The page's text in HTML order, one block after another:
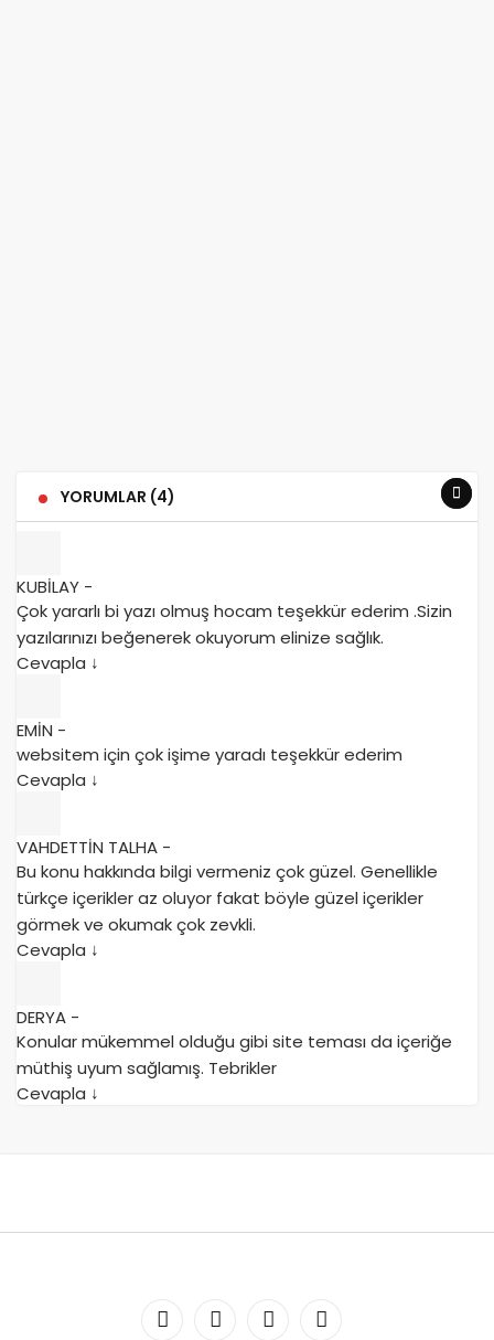
YORUMLAR (4)
KUBİLAY -
Çok yararlı bi yazı olmuş hocam teşekkür ederim .Sizin
yazılarınızı beğenerek okuyorum elinize sağlık.
Cevapla ↓
EMİN -
websitem için çok işime yaradı teşekkür ederim
Cevapla ↓
VAHDETTİN TALHA -
Bu konu hakkında bilgi vermeniz çok güzel. Genellikle
türkçe içerikler az oluyor fakat böyle güzel içerikler
görmek ve okumak çok zevkli.
Cevapla ↓
DERYA -
Konular mükemmel olduğu gibi site teması da içeriğe
müthiş uyum sağlamış. Tebrikler
Cevapla ↓